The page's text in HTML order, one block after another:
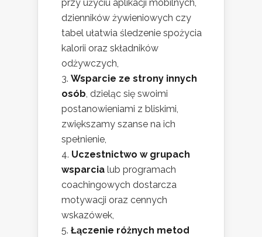
przy użyciu aplikacji mobilnych,
dzienników żywieniowych czy
tabel ułatwia śledzenie spożycia
kalorii oraz składników
odżywczych,
Wsparcie ze strony innych
osób, dzieląc się swoimi
postanowieniami z bliskimi,
zwiększamy szanse na ich
spełnienie,
Uczestnictwo w grupach
wsparcia lub programach
coachingowych dostarcza
motywacji oraz cennych
wskazówek,
Łączenie różnych metod